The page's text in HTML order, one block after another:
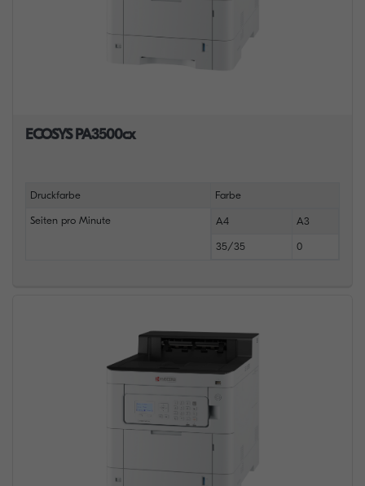
ECOSYS PA3500cx
Druckfarbe Farbe
Seiten pro Minute A4 A3
35/35 0